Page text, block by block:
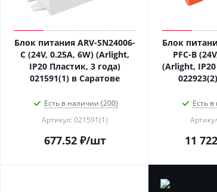
Блок питания ARV-SN24006-
C (24V, 0.25A, 6W) (Arlight,
IP20 Пластик, 3 года)
021591(1) в Саратове
Есть в наличии (200)
Артикул: 021591(1)
677.52₽/шт
Блок
PFC-B
(Arlight,
Есть
11